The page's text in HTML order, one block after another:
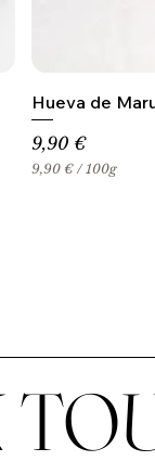
Hueva de
Precio
9,90 €
9,90 € / 100g
0
G
m